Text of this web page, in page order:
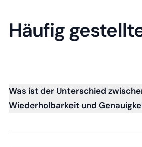
Häufig
Was ist der Unterschied
Wiederholbarkeit und